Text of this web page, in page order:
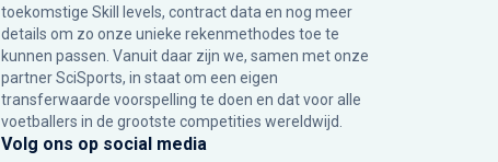
toekomstige Skill levels, contract data en nog meer
details om zo onze unieke rekenmethodes toe te
kunnen passen. Vanuit daar zijn we, samen met onze
partner SciSports, in staat om een eigen
transferwaarde voorspelling te doen en dat voor alle
voetballers in de grootste competities wereldwijd.
Volg ons op social media